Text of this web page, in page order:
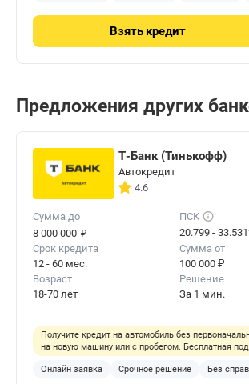
Взять кредит
Предложения других
Т-Банк (Тинькофф)
Автокредит
4.6
Сумма до
8 000 000 ₽
ПСК
20.799 -
Срок кредита
12 - 60 мес.
Сумма от
100 000 ₽
Возраст
18-70 лет
Решение
За 1 мин.
Получите кредит на автомобиль без
на новую машину или с пробегом. Бесплатная
на год.
Онлайн заявка Срочное решение Без